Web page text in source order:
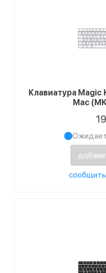
Клавиатура Magic
Mac
сообщить